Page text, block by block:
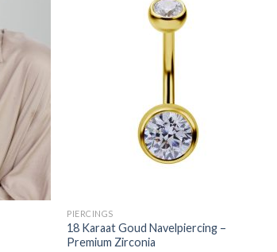
PIERCINGS
18 Karaat Goud Navelpiercing –
Premium Zirconia